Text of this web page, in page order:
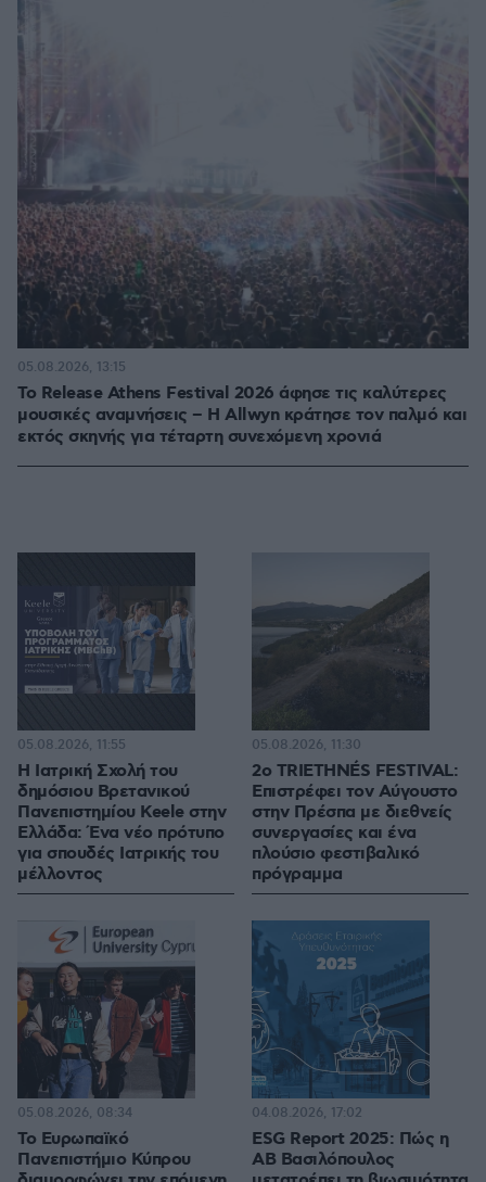
Το Release Athens Festival 2026 άφησε τις καλύτερες
μουσικές αναμνήσεις – Η Allwyn κράτησε τον παλμό και
εκτός σκηνής για τέταρτη συνεχόμενη χρονιά
05.08.2026, 13:15
Η Ιατρική Σχολή του
δημόσιου Βρετανικού
Πανεπιστημίου Keele στην
Ελλάδα: Ένα νέο πρότυπο
για σπουδές Ιατρικής του
μέλλοντος
05.08.2026, 11:55
2ο TRIETHNÉS FESTIVAL:
Επιστρέφει τον Αύγουστο
στην Πρέσπα με διεθνείς
συνεργασίες και ένα
πλούσιο φεστιβαλικό
πρόγραμμα
05.08.2026, 11:30
Το Ευρωπαϊκό
Πανεπιστήμιο Κύπρου
05.08.2026, 08:34
ESG Report 2025: Πώς η
ΑΒ Βασιλόπουλος
04.08.2026, 17:02